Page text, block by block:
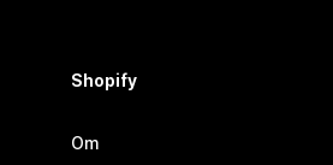
Shopify
Om